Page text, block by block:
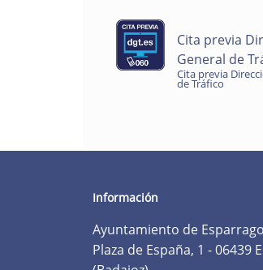
Cita previa
General de
Cita previa
de Tráfico
Información
Ayuntamiento de
Plaza de España, 1 - 06439